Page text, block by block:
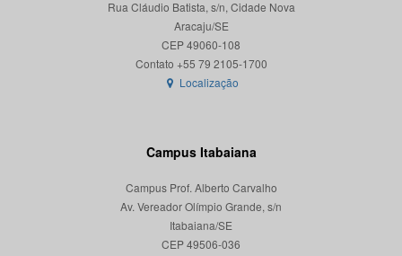
Rua Cláudio Batista, s/n, Cidade Nova
Aracaju/SE
CEP 49060-108
Localização
Campus Itabaiana
Campus Prof. Alberto Carvalho
Av. Vereador Olímpio Grande, s/n
Itabaiana/SE
CEP 49506-036